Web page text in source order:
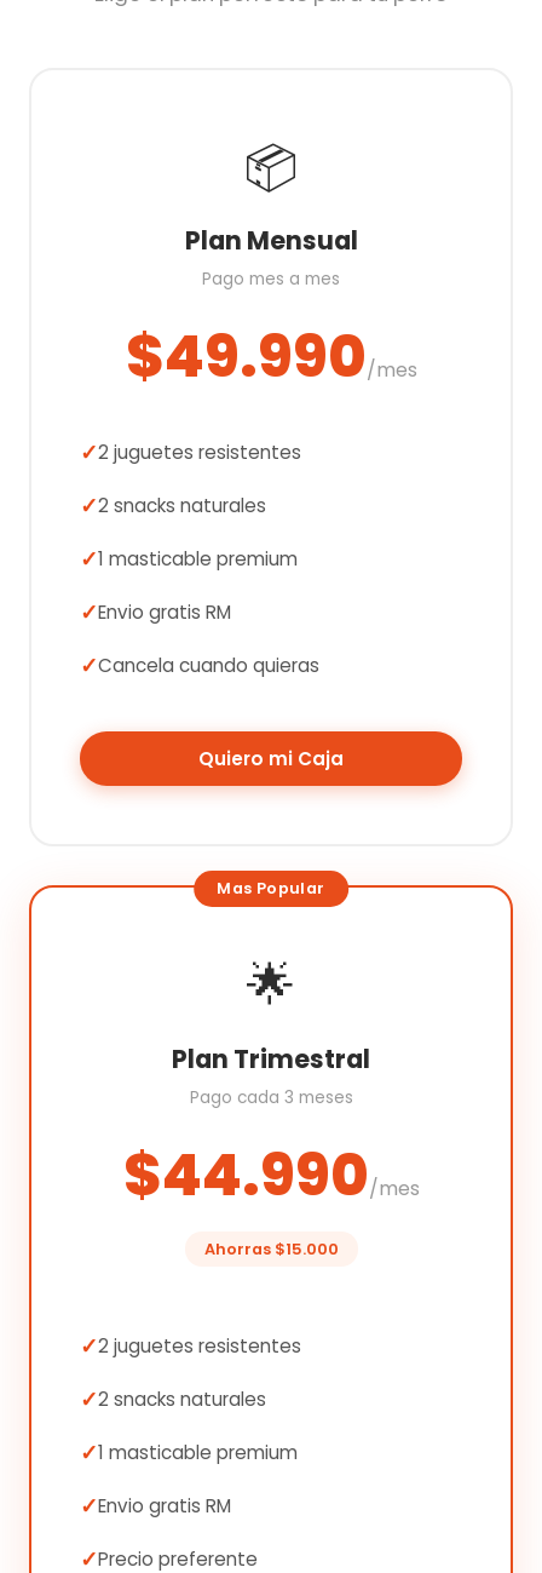
📦
Plan Mensual
Pago mes a mes
$49.990/mes
2 juguetes resistentes
2 snacks naturales
1 masticable premium
Envio gratis RM
Cancela cuando quieras
Quiero mi Caja
🌟
Plan Trimestral
Pago cada 3 meses
$44.990/mes
Ahorras $15.000
2 juguetes resistentes
2 snacks naturales
1 masticable premium
Envio gratis RM
Precio preferente